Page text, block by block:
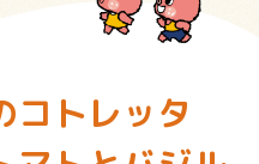
コトレッタ